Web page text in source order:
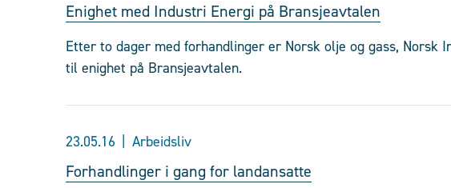
Enighet med Industri Energi på Bransjeavtalen
Etter to dager med forhandlinger er Norsk olje og gass, Norsk
til enighet på Bransjeavtalen.
23.05.16 Arbeidsliv
Forhandlinger i gang for landansatte